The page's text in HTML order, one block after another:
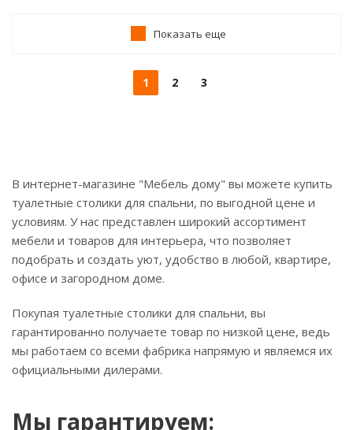
Показать еще
1 2 3
В интернет-магазине "Мебель дому" вы можете купить
туалетные столики для спальни, по выгодной цене и
условиям. У нас представлен широкий ассортимент
мебели и товаров для интерьера, что позволяет
подобрать и создать уют, удобство в любой, квартире,
офисе и загородном доме.
Покупая туалетные столики для спальни, вы
гарантированно получаете товар по низкой цене, ведь
мы работаем со всеми фабрика напрямую и являемся их
официальными дилерами.
Мы гарантируем: